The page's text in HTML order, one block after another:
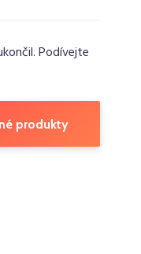
Podívejte
produkty